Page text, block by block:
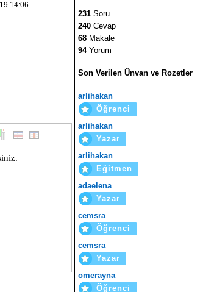
14:06
231 Soru
240 Cevap
68 Makale
94Yorum
Son Verilen Ünvan ve Rozetler
arlihakan
Öğrenci
arlihakan
Yazar
arlihakan
Eğitmen
adaelena
Yazar
cemsra
Öğrenci
cemsra
Yazar
omerayna
Öğrenci